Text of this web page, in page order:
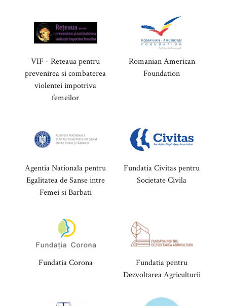
VIF - Reteaua pentru
prevenirea si combaterea
violentei impotriva
femeilor
Romanian American
Foundation
Agentia Nationala pentru
Egalitatea de Sanse intre
Femei si Barbati
Fundatia Civitas pentru
Societate Civila
Fundatia Corona
Fundatia pentru
Dezvoltarea Agriculturii